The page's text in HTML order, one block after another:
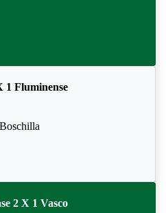
1 Fluminense
2 X 1 Vasco